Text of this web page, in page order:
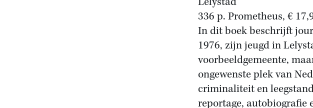
336 p. Prometheus, €
In dit boek beschrijft
1976, zijn jeugd in
voorbeeldgemeente,
ongewenste plek van
criminaliteit en
reportage, autobiografie